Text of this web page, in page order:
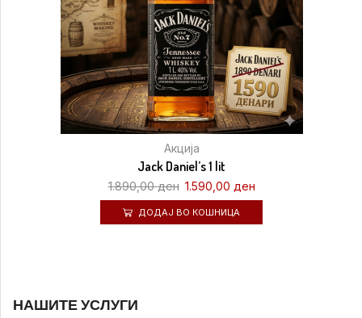
Акција
Jack Daniel’s 1 lit
1.890,00ден 1.590,00 ден
ДОДАЈ ВО КОШНИЦА
НАШИТЕ УСЛУГИ